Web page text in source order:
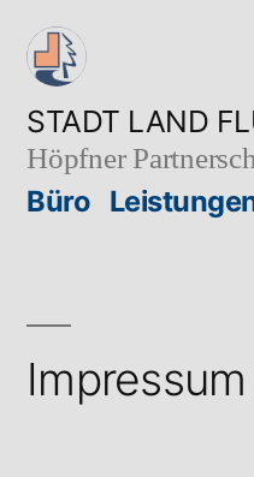
Zum
Inhalt
springen
STADT LAND
Höpfner
Büro
Impressum